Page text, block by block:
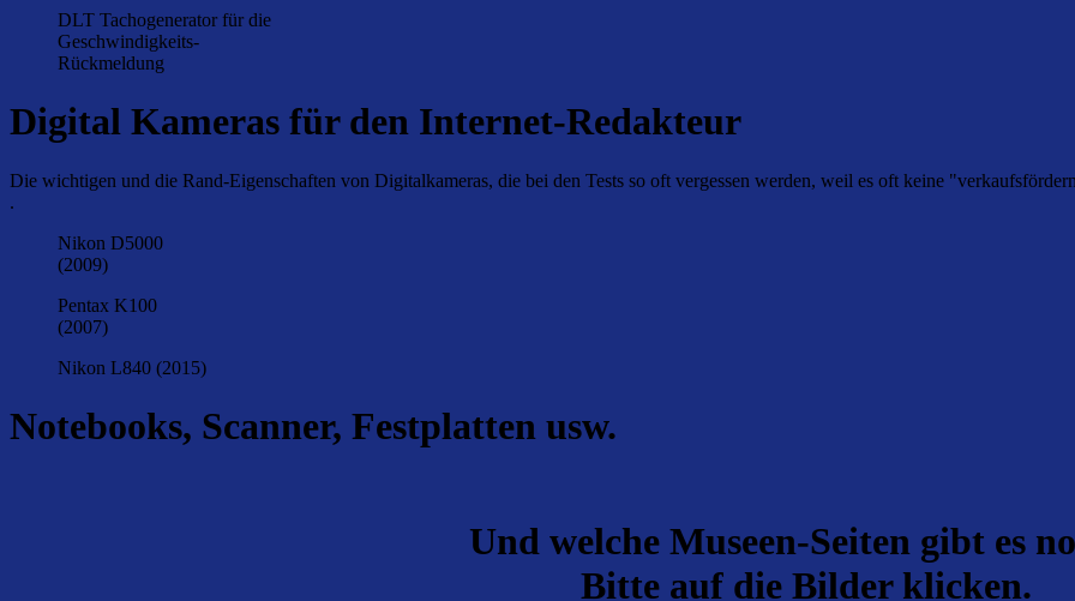
DLT Tachogenerator für die
Geschwindigkeits-
Rückmeldung
Digital Kameras für den Internet-Redakteur
Die wichtigen und die Rand-Eigenschaften von Digitalkameras, die bei den Tests so oft vergessen werden, weil es oft keine
.
Nikon D5000
(2009)
Pentax K100
(2007)
Nikon L840 (2015)
Notebooks, Scanner, Festplatten usw.
Und welche Museen-Seiten gibt es
Bitte auf die Bilder klicken.